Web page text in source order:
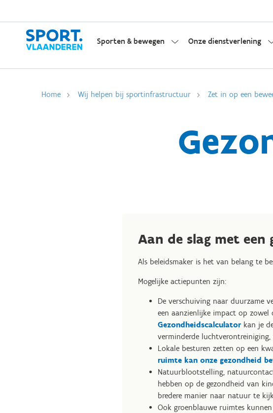
Sporten & bewegen Onze dienstverlening
Home Wij helpen bij sportinfrastructuur Zet in op een
Aan de slag met
Als beleidsmaker is het van belang te
Mogelijke actiepunten zijn:
De verschuiving naar duurzame
een aanzienlijke impact op zowel
Gezondheidscalculatorkan je
verminderde
Lokale besturen zetten op een
ruimte kan onze gezondheid
Natuurblootstelling,
hebben op de gezondheid van
bredere manier naar natuur te
Ook groenblauwe ruimtes